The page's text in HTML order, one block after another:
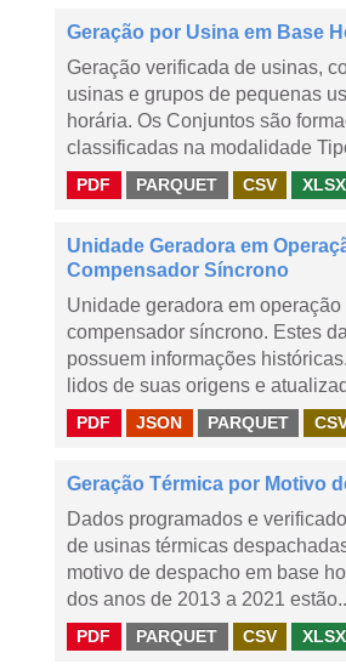
Geração por Usina em Base
Geração verificada de usinas,
usinas e grupos de pequenas
horária. Os Conjuntos são
classificadas na modalidade
PDF PARQUET CSV XLSX
Unidade Geradora em
Compensador Síncrono
Unidade geradora em operação
compensador síncrono. Estes
possuem informações
lidos de suas origens e
PDF JSON PARQUET
Geração Térmica por Motivo
Dados programados e
de usinas térmicas
motivo de despacho em base
dos anos de 2013 a 2021
PDF PARQUET CSV XLSX